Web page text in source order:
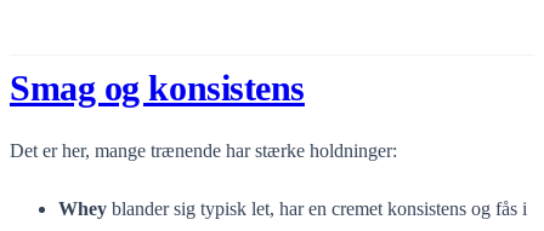
Smag og konsistens
Det er her, mange trænende har stærke holdninger:
Whey blander sig typisk let, har en cremet konsistens og fås i